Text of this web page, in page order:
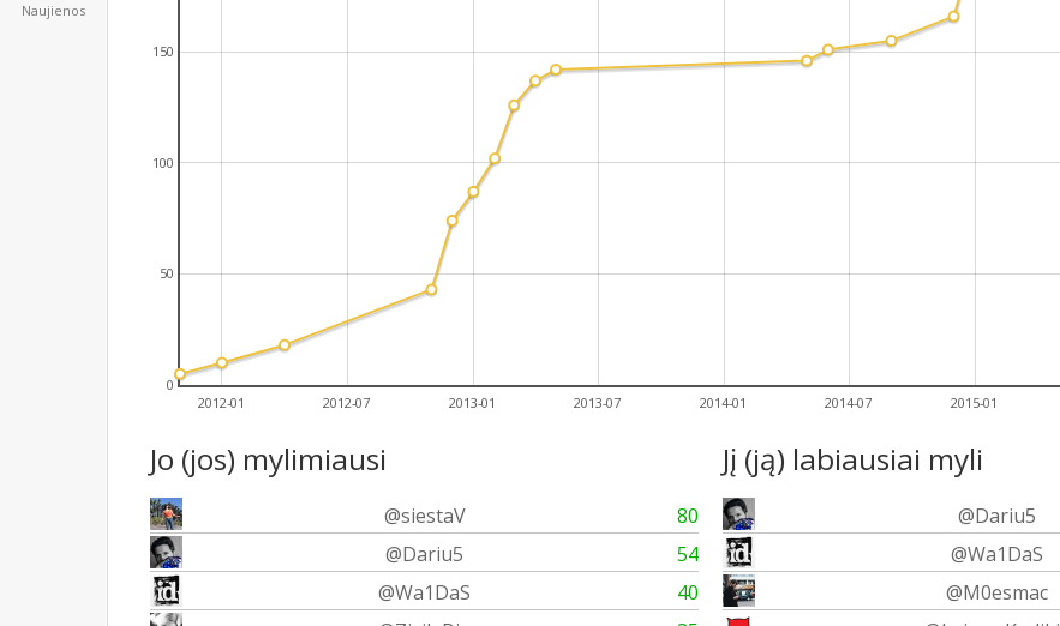
Naujienos
2012-01 2012-07 2013-01 2013-07 2014-01 2014-07 2015-01
0
50
100
150
Jo (jos) mylimiausi
@siestaV
80
@Dariu5
54
@Wa1DaS
40
Jį (ją) labiausiai myli
@Dariu5
@Wa1DaS
@M0esmac